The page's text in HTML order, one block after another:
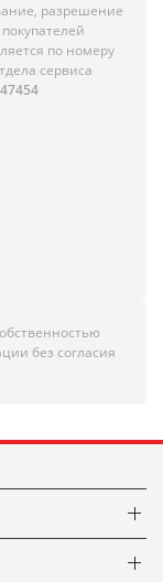
разрешение
по номеру
сервиса
без согласия